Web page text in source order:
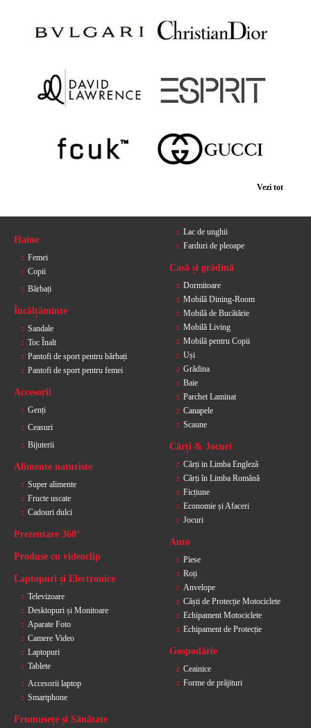
Vezi tot
Haine
Femei
Copii
Bărbați
Încălțăminte
Sandale
Toc Înalt
Pantofi de sport pentru bărbați
Pantofi de sport pentru femei
Accesorii
Genți
Ceasuri
Bijuterii
Alimente naturiste
Super alimente
Fructe uscate
Cadouri dulci
Prezentare 360°
Produse cu videoclip
Laptopuri și Electronice
Televizoare
Desktopuri și Monitoare
Aparate Foto
Camere Video
Laptopuri
Tablete
Accesorii laptop
Smartphone
Frumusețe și Sănătate
Lac de unghii
Farduri de pleoape
Casă și grădină
Dormitoare
Mobilă Dining-Room
Mobilă de Bucătărie
Mobilă Living
Mobilă pentru Copii
Uși
Grădina
Baie
Parchet Laminat
Canapele
Scaune
Cărți & Jocuri
Cărți in Limba Engleză
Cărți în Limba Romănă
Ficțiune
Economie și Afaceri
Jocuri
Auto
Piese
Roți
Anvelope
Căști de Protecție Motociclete
Echipament Motociclete
Echipament de Protecție
Gospodărie
Ceainice
Forme de prăjituri